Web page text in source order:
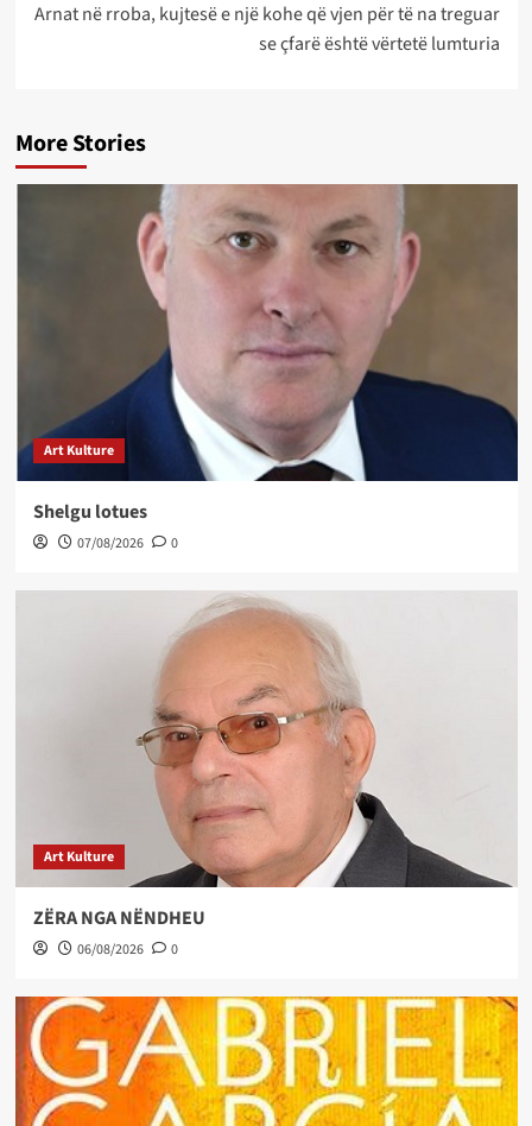
Arnat në rroba, kujtesë e një kohe që vjen për të na treguar
se çfarë është vërtetë lumturia
More Stories
Art Kulture
Shelgu lotues
07/08/2026 0
Art Kulture
ZËRA NGA NËNDHEU
06/08/2026 0